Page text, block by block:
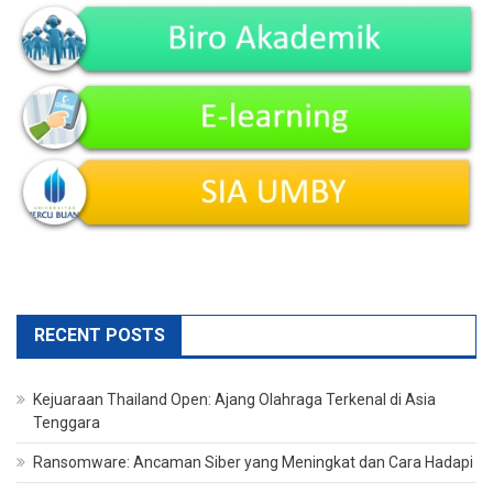
RECENT POSTS
Kejuaraan Thailand Open: Ajang Olahraga Terkenal di Asia
Tenggara
Ransomware: Ancaman Siber yang Meningkat dan Cara Hadapi